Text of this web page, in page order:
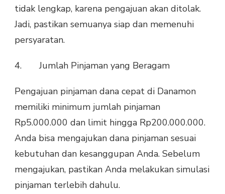
tidak lengkap, karena pengajuan akan ditolak.
Jadi, pastikan semuanya siap dan memenuhi
persyaratan.
4. Jumlah Pinjaman yang Beragam
Pengajuan pinjaman dana cepat di Danamon
memiliki minimum jumlah pinjaman
Rp5.000.000 dan limit hingga Rp200.000.000.
Anda bisa mengajukan dana pinjaman sesuai
kebutuhan dan kesanggupan Anda. Sebelum
mengajukan, pastikan Anda melakukan simulasi
pinjaman terlebih dahulu.